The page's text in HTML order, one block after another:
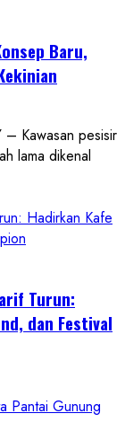
Baru,
– Kawasan pesisir
lama dikenal
Hadirkan Kafe
Turun:
dan Festival
Pantai Gunung